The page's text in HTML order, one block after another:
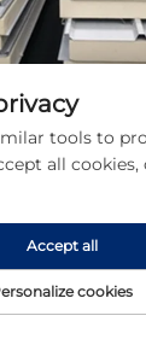
100 mm πάχος PU
φωτιά και στο νερό,
ξενοδοχείο
tools to
all cookies,
cookies
Accept all